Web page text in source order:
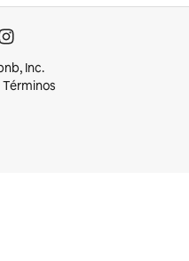
Inc.
Términos